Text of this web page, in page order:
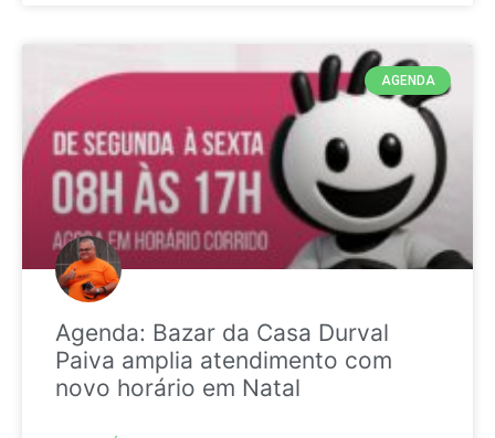
AGENDA
Agenda: Bazar da Casa Durval
Paiva amplia atendimento com
novo horário em Natal